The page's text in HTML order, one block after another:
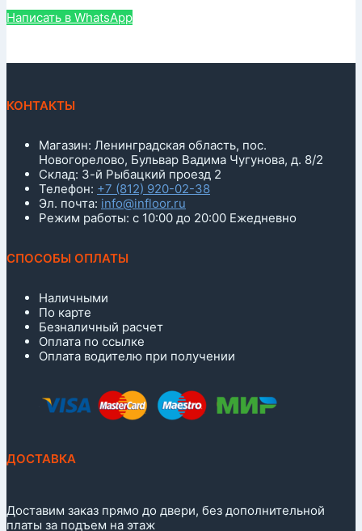
Написать в WhatsApp
КОНТАКТЫ
Магазин: Ленинградская область, пос.
Новогорелово, Бульвар Вадима Чугунова, д. 8/2
Склад: 3-й Рыбацкий проезд 2
Телефон: +7 (812) 920-02-38
Эл. почта: info@infloor.ru
Режим работы: с 10:00 до 20:00 Ежедневно
СПОСОБЫ ОПЛАТЫ
Наличными
По карте
Безналичный расчет
Оплата по ссылке
Оплата водителю при получении
ДОСТАВКА
Доставим заказ прямо до двери, без дополнительной
платы за подъем на этаж